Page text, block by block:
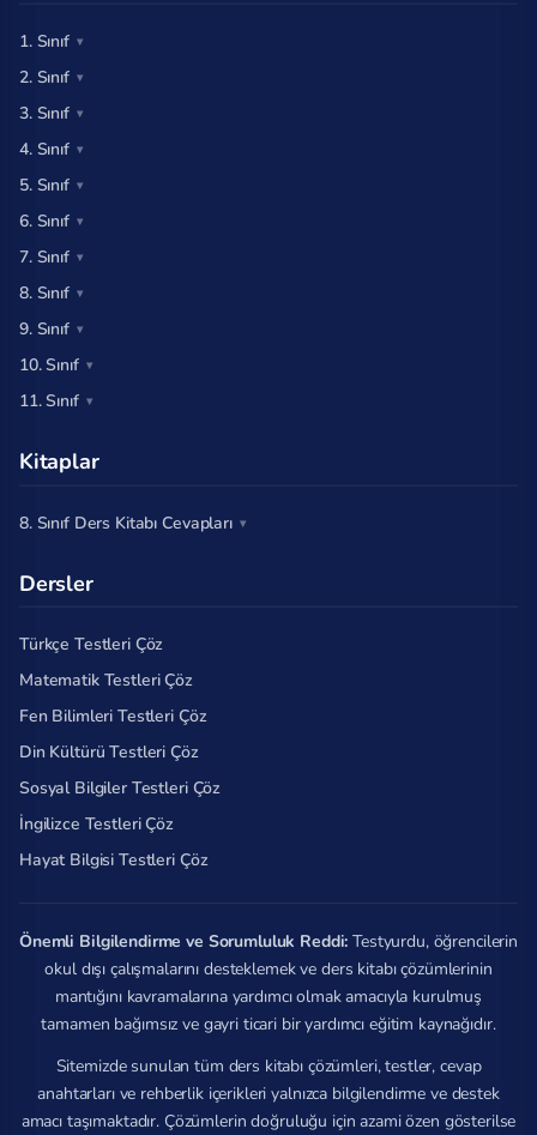
1. Sınıf
2. Sınıf
3. Sınıf
4. Sınıf
5. Sınıf
6. Sınıf
7. Sınıf
8. Sınıf
9. Sınıf
10. Sınıf
11. Sınıf
Kitaplar
8. Sınıf Ders Kitabı Cevapları
Dersler
Türkçe Testleri Çöz
Matematik Testleri Çöz
Fen Bilimleri Testleri Çöz
Din Kültürü Testleri Çöz
Sosyal Bilgiler Testleri Çöz
İngilizce Testleri Çöz
Hayat Bilgisi Testleri Çöz
Önemli Bilgilendirme ve Sorumluluk Reddi: Testyurdu, öğrencilerin
okul dışı çalışmalarını desteklemek ve ders kitabı çözümlerinin
mantığını kavramalarına yardımcı olmak amacıyla kurulmuş
tamamen bağımsız ve gayri ticari bir yardımcı eğitim kaynağıdır.
Sitemizde sunulan tüm ders kitabı çözümleri, testler, cevap
anahtarları ve rehberlik içerikleri yalnızca bilgilendirme ve destek
amacı taşımaktadır. Çözümlerin doğruluğu için azami özen gösterilse